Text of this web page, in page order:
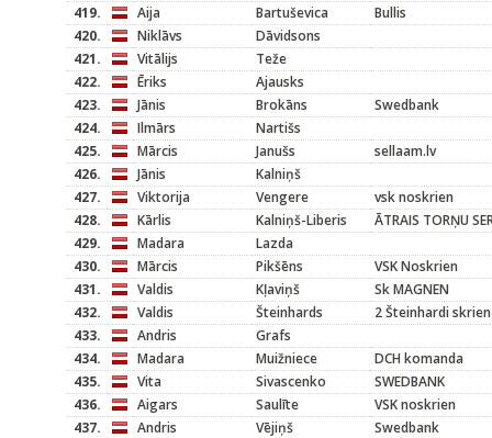
419.
Aija Bartuševica
Bullis
420.
Niklāvs
Dāvidsons
421.
Vitālijs
Teže
422.
Ēriks
Ajausks
423.
Jānis Brokāns
Swedbank
424.
Ilmārs
Nartišs
425.
Mārcis Janušs
sellaam.lv
426.
Jānis
Kalniņš
427.
Viktorija Vengere
vsk noskrien
428.
Kārlis Kalniņš-Liberis
ĀTRAIS TORŅU
429.
Madara
Lazda
430.
Mārcis Pikšēns
VSK Noskrien
431.
Valdis Kļaviņš
Sk MAGNEN
432.
Valdis Šteinhards
2 Šteinhardi skrien
433.
Andris
Grafs
434.
Madara Muižniece
DCH komanda
435.
Vita Sivascenko
SWEDBANK
436.
Aigars Saulīte
VSK noskrien
437.
Andris Vējiņš
Swedbank